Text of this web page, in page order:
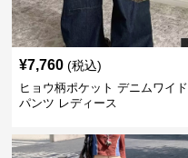
¥7,760 (税込)
ヒョウ柄ポケット デニムワイド
パンツ レディース